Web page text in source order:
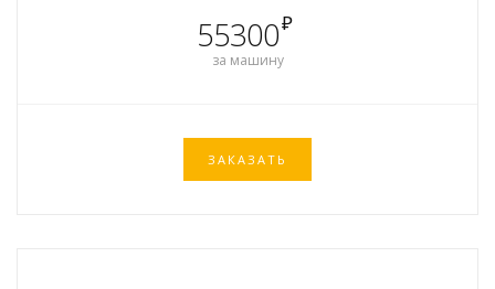
55300₽
за машину
ЗАКАЗАТЬ